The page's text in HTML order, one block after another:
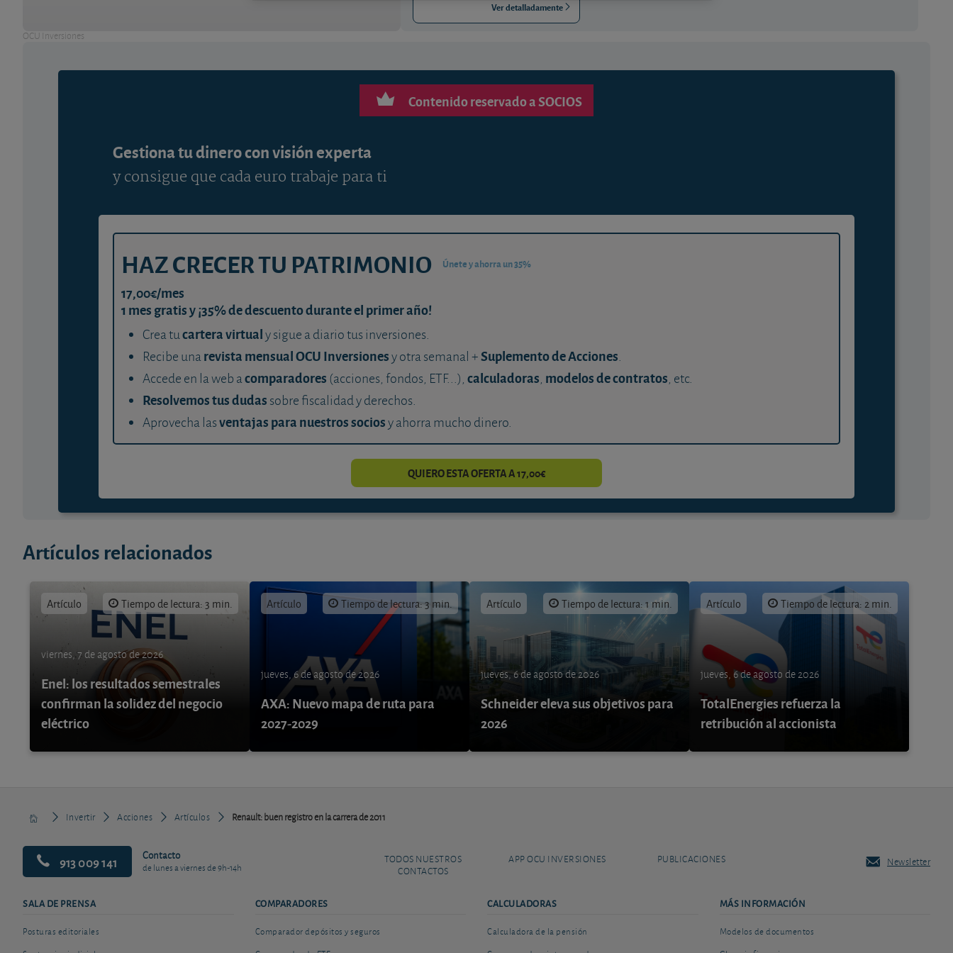
OCU Inversiones
Ver detalladamente
Contenido reservado a SOCIOS
Gestiona tu dinero con visión experta
y consigue que cada euro trabaje para ti
HAZ CRECER TU PATRIMONIO Únete y ahorra un 35%
17,00€/mes
1 mes gratis y ¡35% de descuento durante el primer año!
Crea tucartera virtualy sigue a diario tus inversiones.
Recibe unarevista mensual OCU Inversionesy otra semanal +Suplemento de Acciones.
Accede en la web acomparadores (acciones, fondos, ETF...), calculadoras, modelos de contratos, etc.
Resolvemos tus dudas sobre fiscalidad y derechos.
Aprovecha lasventajas para nuestros sociosy ahorra mucho dinero.
QUIERO ESTA OFERTA A 17,00€
Artículos relacionados
Artículo Tiempo de lectura: 3 min.
viernes, 7 de agosto de 2026
Enel: los resultados semestrales
confirman la solidez del negocio
eléctrico
Artículo Tiempo de lectura: 3 min.
jueves, 6 de agosto de 2026
AXA: Nuevo mapa de ruta para
2027-2029
Artículo Tiempo de lectura: 1 min.
jueves, 6 de agosto de 2026
Schneider eleva sus objetivos para
2026
Artículo Tiempo de lectura: 2 min.
jueves, 6 de agosto de 2026
TotalEnergies refuerza la
retribución al accionista
Invertir Acciones Artículos Renault: buen registro en la carrera de 2011
913 009 141 Contacto
de lunes a viernes de 9h-14h
TODOS NUESTROS
CONTACTOS
APP OCU INVERSIONES PUBLICACIONES Newsletter
SALA DE PRENSA
Posturas editoriales
COMPARADORES
Comparador depósitos y seguros
CALCULADORAS
Calculadora de la pensión
MÁS INFORMACIÓN
Modelos de documentos